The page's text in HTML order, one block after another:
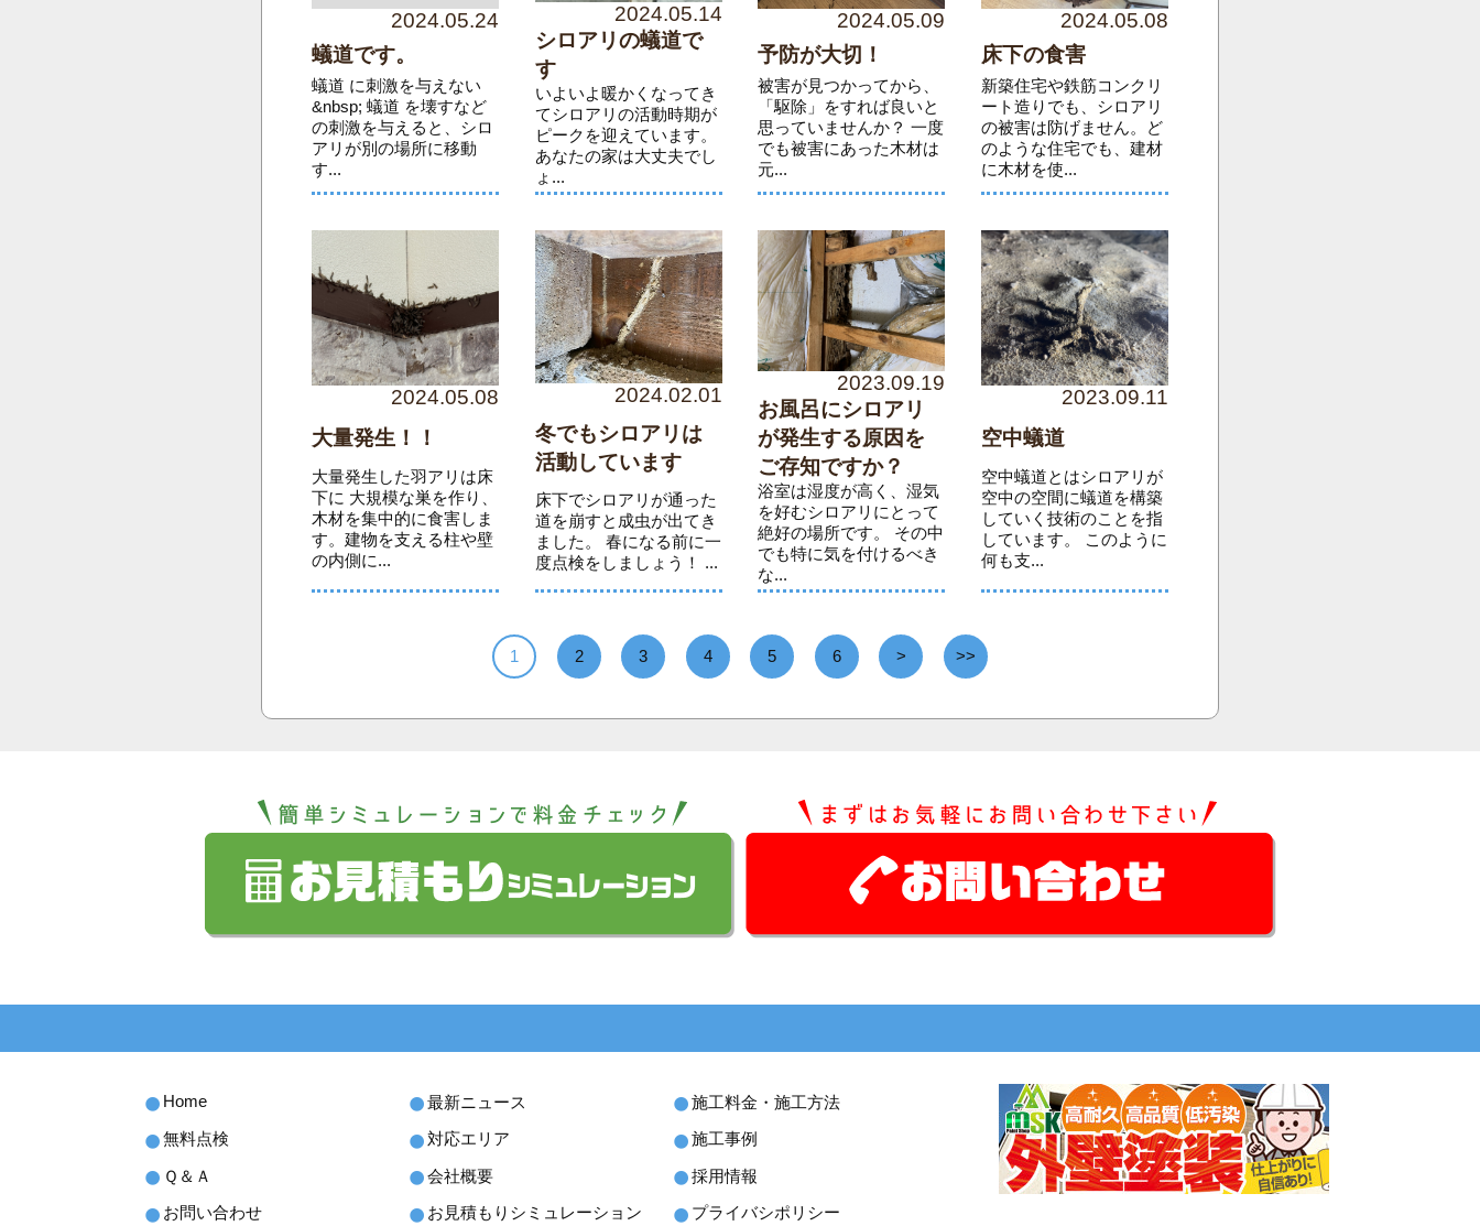
2024.05.24
蟻道です。
蟻道 に刺激を与えない
&nbsp; 蟻道 を壊すなど
の刺激を与えると、シロ
アリが別の場所に移動
す...
2024.05.14
シロアリの蟻道で
す
いよいよ暖かくなってき
てシロアリの活動時期が
ピークを迎えています。
あなたの家は大丈夫でし
ょ...
2024.05.09
予防が大切！
被害が見つかってから、
「駆除」をすれば良いと
思っていませんか？ 一度
でも被害にあった木材は
元...
2024.05.08
床下の食害
新築住宅や鉄筋コンクリ
ート造りでも、シロアリ
の被害は防げません。ど
のような住宅でも、建材
に木材を使...
2024.05.08
大量発生！！
大量発生した羽アリは床
下に 大規模な巣を作り、
木材を集中的に食害しま
す。建物を支える柱や壁
の内側に...
2024.02.01
冬でもシロアリは
活動しています
床下でシロアリが通った
道を崩すと成虫が出てき
ました。 春になる前に一
度点検をしましょう！ ...
2023.09.19
お風呂にシロアリ
が発生する原因を
ご存知ですか？
浴室は湿度が高く、湿気
を好むシロアリにとって
絶好の場所です。 その中
でも特に気を付けるべき
な...
2023.09.11
空中蟻道
空中蟻道とはシロアリが
空中の空間に蟻道を構築
していく技術のことを指
しています。 このように
何も支...
1 2 3 4 5 6 > >>
Home 最新ニュース 施工料金・施工方法
無料点検 対応エリア 施工事例
Ｑ＆Ａ 会社概要 採用情報
お問い合わせ お見積もりシミュレーション プライバシポリシー